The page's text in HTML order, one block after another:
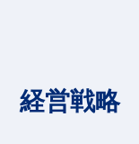
経営戦略